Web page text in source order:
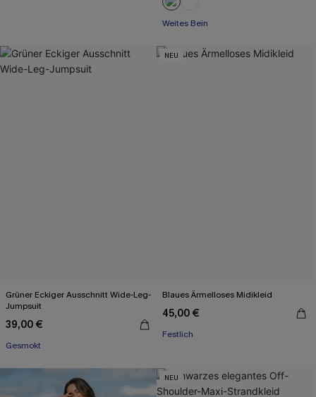
Weites Bein
Grüner Eckiger Ausschnitt Wide-Leg-
Jumpsuit
39,00 €
Gesmokt
NEU
Blaues Ärmelloses Midikleid
45,00 €
Festlich
NEU